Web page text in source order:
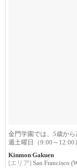
金門学園では、5歳か
週土曜日（9:00～12:00
Kinmon Gakuen
[エリア] San Francisco